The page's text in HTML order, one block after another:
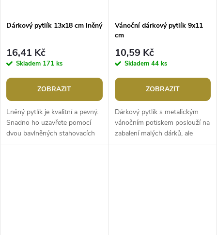
Dárkový pytlík 13x18 cm lněný
16,41 Kč
Skladem 171 ks
ZOBRAZIT
Lněný pytlík je kvalitní a pevný.
Snadno ho uzavřete pomocí
dvou bavlněných stahovacích
šňůrek. Použití: pytlík je vhodný
Vánoční dárkový pytlík 9x11
cm
10,59 Kč
Skladem 44 ks
ZOBRAZIT
Dárkový pytlík s metalickým
vánočním potiskem poslouží na
zabalení malých dárků, ale
může být i součástí různých